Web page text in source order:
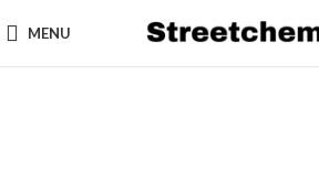
MENU